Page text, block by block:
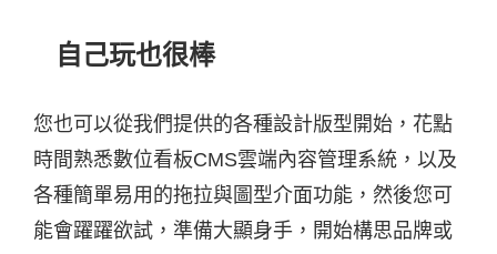
自己玩也很棒
您也可以從我們提供的各種設計版型開始，花點
時間熟悉數位看板CMS雲端內容管理系統，以及
各種簡單易用的拖拉與圖型介面功能，然後您可
能會躍躍欲試，準備大顯身手，開始構思品牌或